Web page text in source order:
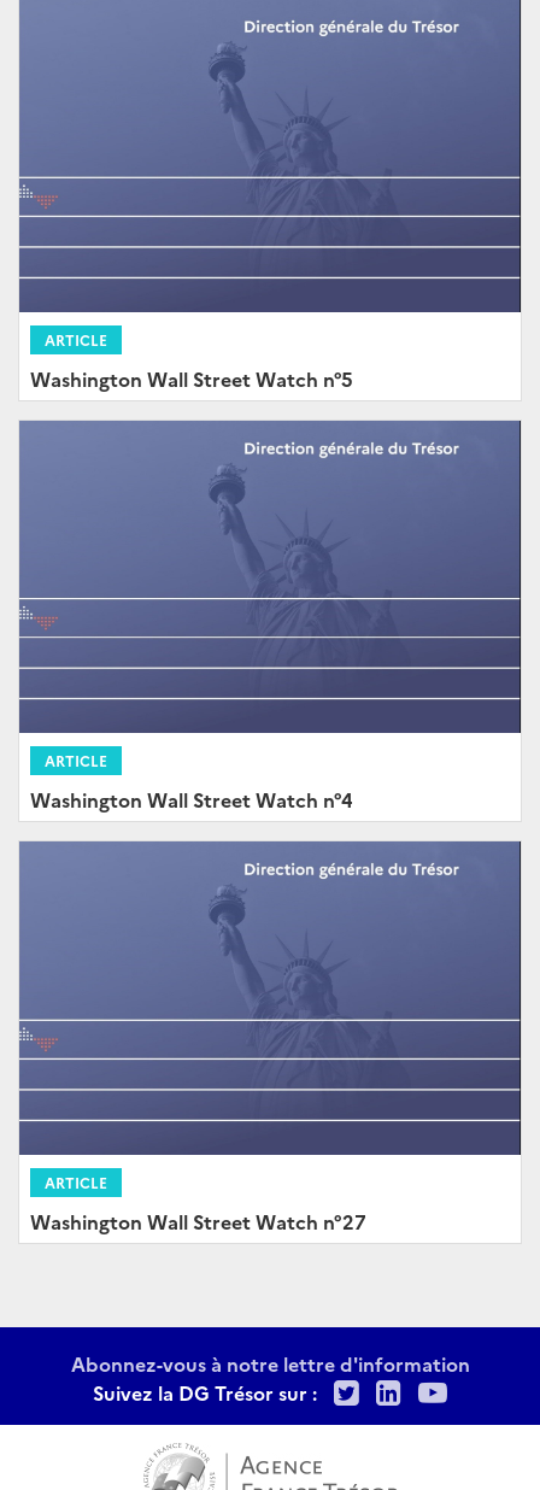
ARTICLE
Washington Wall Street Watch n°5
ARTICLE
Washington Wall Street Watch n°4
ARTICLE
Washington Wall Street Watch n°27
Abonnez-vous à notre lettre d'information
Suivez la DG Trésor sur :
TwitterLinkedIn